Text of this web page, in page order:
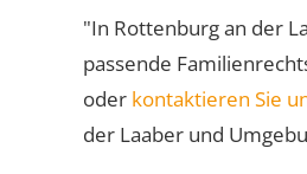
"In Rottenburg an der
passende
oder kontaktieren Sie
der Laaber und